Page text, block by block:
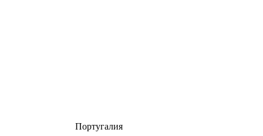
Португалия